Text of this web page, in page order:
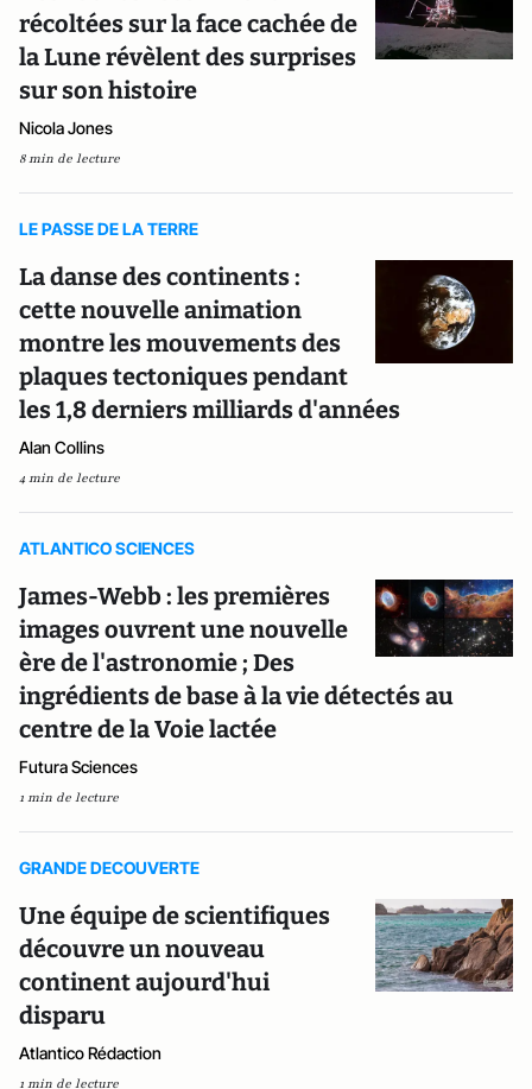
récoltées sur la face cachée de
la Lune révèlent des surprises
sur son histoire
Nicola Jones
8 min de lecture
LE PASSE DE LA TERRE
La danse des continents :
cette nouvelle animation
montre les mouvements des
plaques tectoniques pendant
les 1,8 derniers milliards d'années
Alan Collins
4 min de lecture
ATLANTICO SCIENCES
James-Webb : les premières
images ouvrent une nouvelle
ère de l'astronomie ; Des
ingrédients de base à la vie détectés au
centre de la Voie lactée
Futura Sciences
1 min de lecture
GRANDE DECOUVERTE
Une équipe de scientifiques
découvre un nouveau
continent aujourd'hui
disparu
Atlantico Rédaction
1 min de lecture